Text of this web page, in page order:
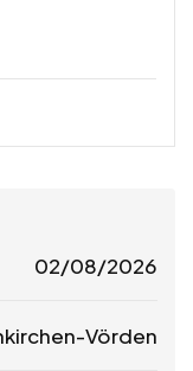
02/08/2026
Vörden